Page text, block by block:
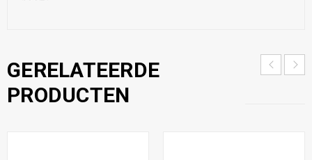
GERELATEERDE
PRODUCTEN